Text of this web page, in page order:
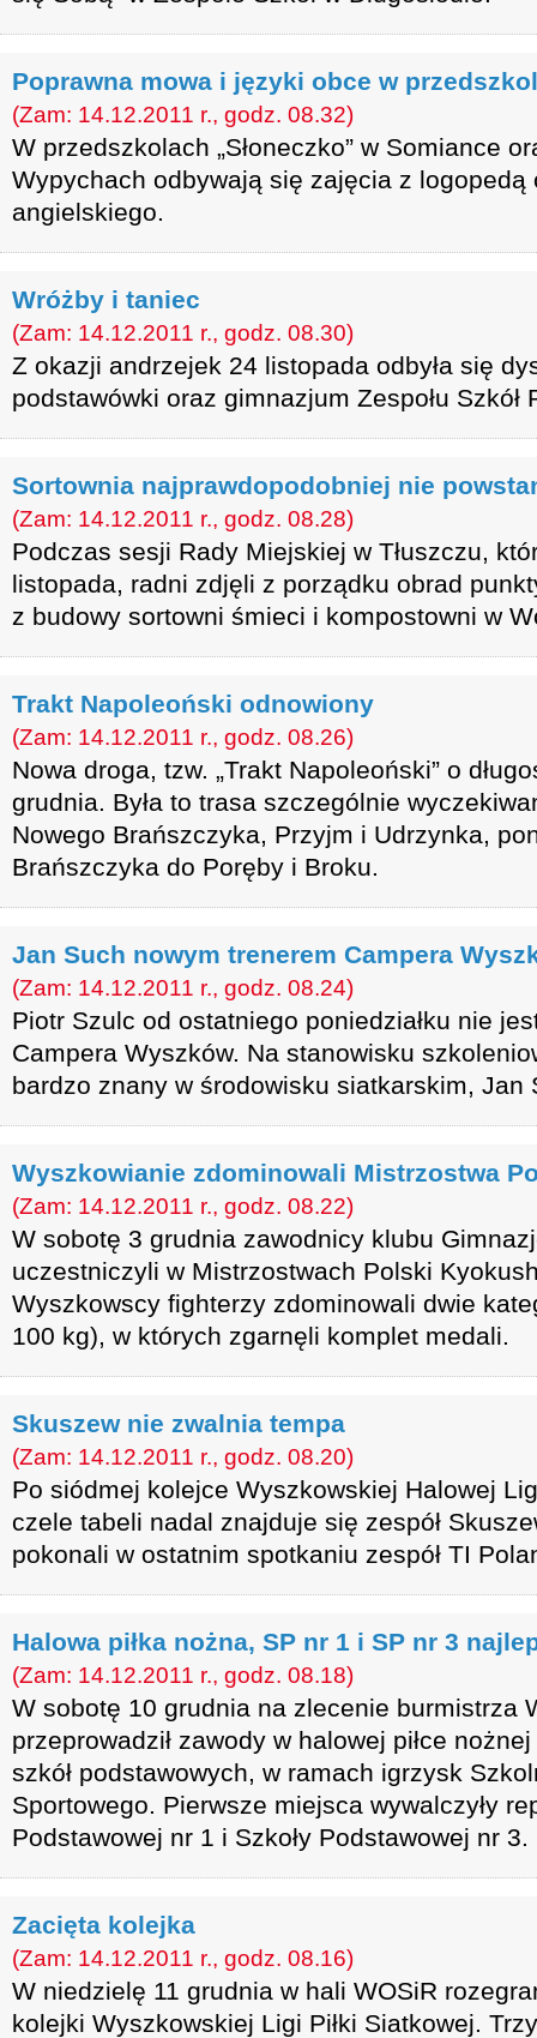
Poprawna mowa i języki obce w
(Zam: 14.12.2011 r., godz. 08.32)
W przedszkolach „Słoneczko” w Somiance
Wypychach odbywają się zajęcia z
angielskiego.
Wróżby i taniec
(Zam: 14.12.2011 r., godz. 08.30)
Z okazji andrzejek 24 listopada odbyła się
podstawówki oraz gimnazjum Zespołu
Sortownia najprawdopodobniej nie
(Zam: 14.12.2011 r., godz. 08.28)
Podczas sesji Rady Miejskiej w Tłuszczu,
listopada, radni zdjęli z porządku obrad
z budowy sortowni śmieci i kompostowni w
Trakt Napoleoński odnowiony
(Zam: 14.12.2011 r., godz. 08.26)
Nowa droga, tzw. „Trakt Napoleoński” o
grudnia. Była to trasa szczególnie
Nowego Brańszczyka, Przyjm i Udrzynka,
Brańszczyka do Poręby i Broku.
Jan Such nowym trenerem Campera
(Zam: 14.12.2011 r., godz. 08.24)
Piotr Szulc od ostatniego poniedziałku nie
Campera Wyszków. Na stanowisku
bardzo znany w środowisku siatkarskim, Jan
Wyszkowianie zdominowali Mistrzostwa
(Zam: 14.12.2011 r., godz. 08.22)
W sobotę 3 grudnia zawodnicy klubu
uczestniczyli w Mistrzostwach Polski
Wyszkowscy fighterzy zdominowali dwie
100 kg), w których zgarnęli komplet medali.
Skuszew nie zwalnia tempa
(Zam: 14.12.2011 r., godz. 08.20)
Po siódmej kolejce Wyszkowskiej Halowej
czele tabeli nadal znajduje się zespół
pokonali w ostatnim spotkaniu zespół TI
Halowa piłka nożna, SP nr 1 i SP nr 3
(Zam: 14.12.2011 r., godz. 08.18)
W sobotę 10 grudnia na zlecenie burmistrza
przeprowadził zawody w halowej piłce
szkół podstawowych, w ramach igrzysk
Sportowego. Pierwsze miejsca wywalczyły
Podstawowej nr 1 i Szkoły Podstawowej nr 3.
Zacięta kolejka
(Zam: 14.12.2011 r., godz. 08.16)
W niedzielę 11 grudnia w hali WOSiR
kolejki Wyszkowskiej Ligi Piłki Siatkowej.